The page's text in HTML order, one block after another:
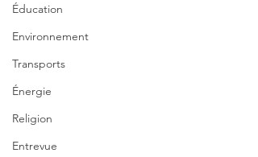
Éducation
Environnement
Transports
Énergie
Religion
Entrevue